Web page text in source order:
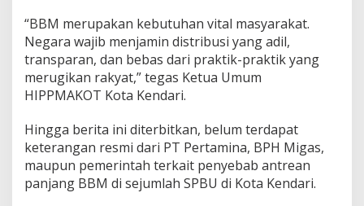
“BBM merupakan kebutuhan vital masyarakat.
Negara wajib menjamin distribusi yang adil,
transparan, dan bebas dari praktik-praktik yang
merugikan rakyat,” tegas Ketua Umum
HIPPMAKOT Kota Kendari.
Hingga berita ini diterbitkan, belum terdapat
keterangan resmi dari PT Pertamina, BPH Migas,
maupun pemerintah terkait penyebab antrean
panjang BBM di sejumlah SPBU di Kota Kendari.